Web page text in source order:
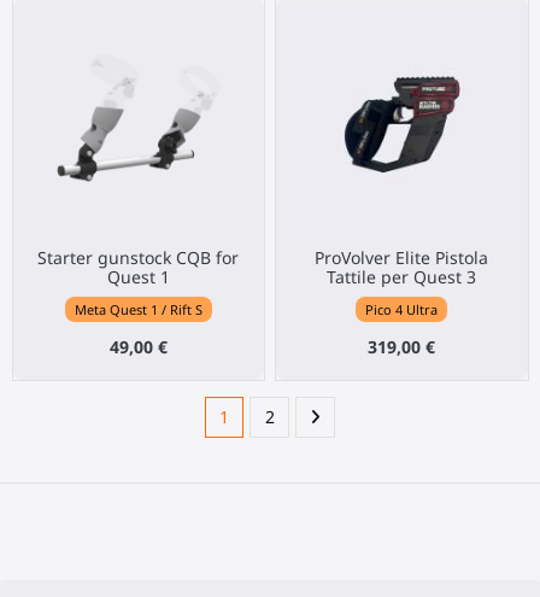
Starter gunstock CQB for
Quest 1
Meta Quest 1 / Rift S
49,00 €
ProVolver Elite Pistola
Tattile per Quest 3
Pico 4 Ultra
319,00 €
1 2